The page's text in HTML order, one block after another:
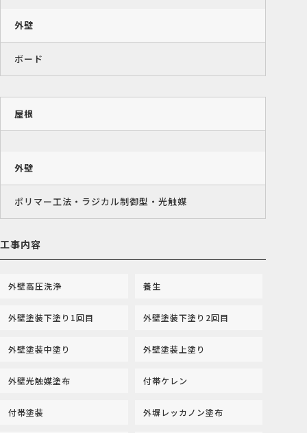
外壁
ボード
屋根
外壁
ポリマー工法・ラジカル制御型・光触媒
工事内容
外壁高圧洗浄 養生
外壁塗装下塗り1回目 外壁塗装下塗り2回目
外壁塗装中塗り 外壁塗装上塗り
外壁光触媒塗布 付帯ケレン
付帯塗装 外塀レッカノン塗布